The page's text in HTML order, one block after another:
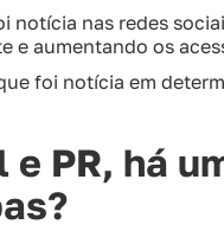
notícia nas redes
e aumentando os
foi notícia em
PR, há